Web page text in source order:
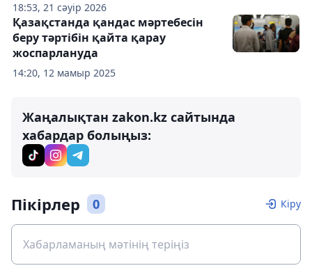
18:53, 21 сәуір 2026
14:20, 12 мамыр 2025
Қазақстанда қандас мәртебесін
беру тәртібін қайта қарау
жоспарлануда
Жаңалықтан zakon.kz сайтында
хабардар болыңыз:
Пікірлер 0 Кіру